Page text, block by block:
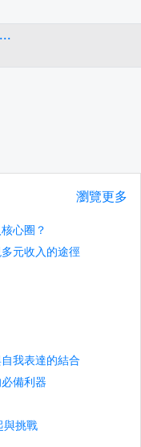
瀏覽更多
心圈？
元收入的途徑
我表達的結合
備利器
與挑戰